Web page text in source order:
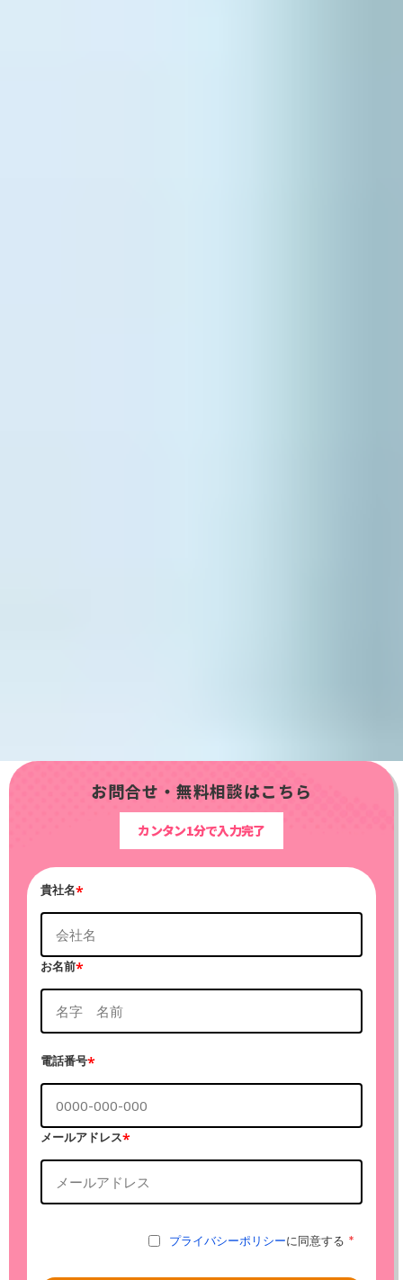
お問合せ・無料相談はこちら
カンタン1分で入力完了
貴社名*
お名前*
電話番号*
メールアドレス*
プライバシーポリシーに同意する *